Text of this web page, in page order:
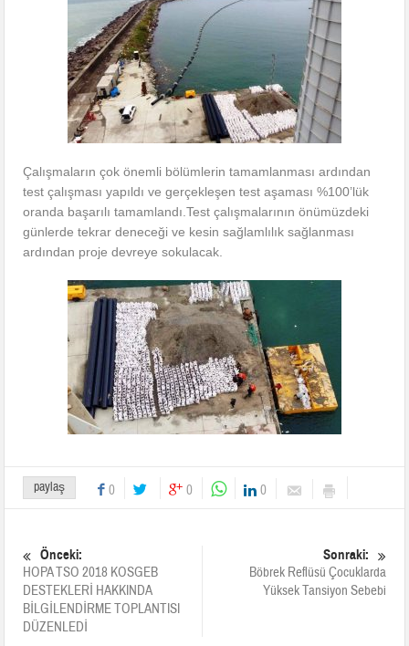
Çalışmaların çok önemli bölümlerin tamamlanması ardından
test çalışması yapıldı ve gerçekleşen test aşaması %100’lük
oranda başarılı tamamlandı.Test çalışmalarının önümüzdeki
günlerde tekrar deneceği ve kesin sağlamlılık sağlanması
ardından proje devreye sokulacak.
paylaş 0 0 0
Önceki:
HOPA TSO 2018 KOSGEB
DESTEKLERİ HAKKINDA
BİLGİLENDİRME TOPLANTISI
DÜZENLEDİ
Sonraki:
Böbrek Reflüsü Çocuklarda
Yüksek Tansiyon Sebebi